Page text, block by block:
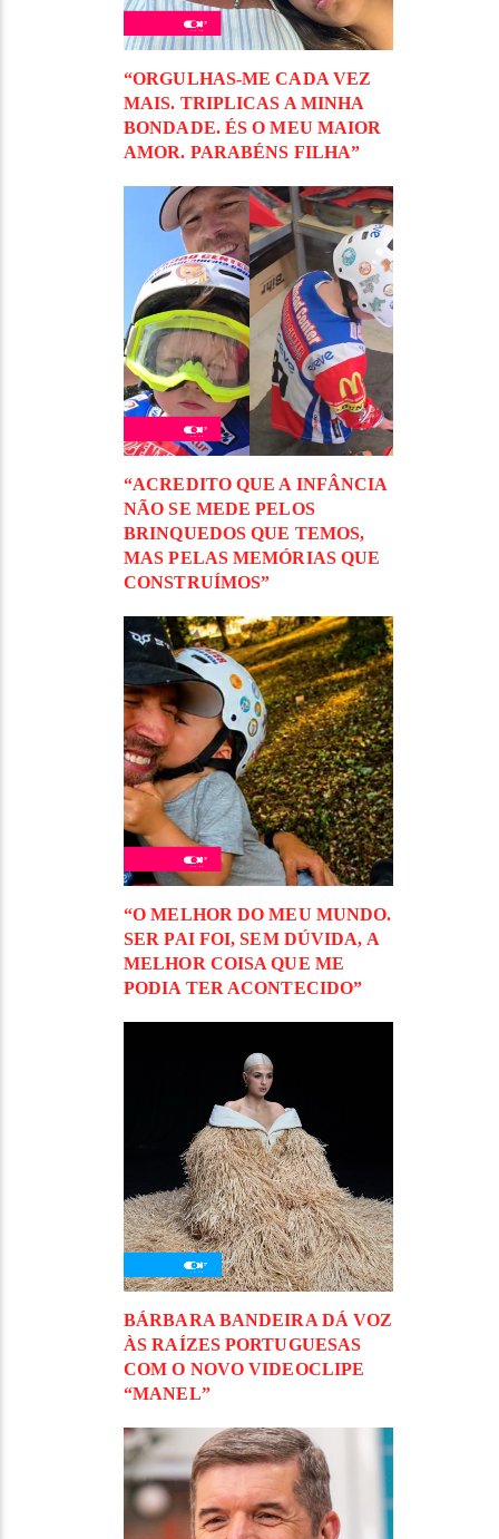
“ORGULHAS-ME CADA VEZ
MAIS. TRIPLICAS A MINHA
BONDADE. ÉS O MEU MAIOR
AMOR. PARABÉNS FILHA”
“ACREDITO QUE A INFÂNCIA
NÃO SE MEDE PELOS
BRINQUEDOS QUE TEMOS,
MAS PELAS MEMÓRIAS QUE
CONSTRUÍMOS”
“O MELHOR DO MEU MUNDO.
SER PAI FOI, SEM DÚVIDA, A
MELHOR COISA QUE ME
PODIA TER ACONTECIDO”
BÁRBARA BANDEIRA DÁ VOZ
ÀS RAÍZES PORTUGUESAS
COM O NOVO VIDEOCLIPE
“MANEL”